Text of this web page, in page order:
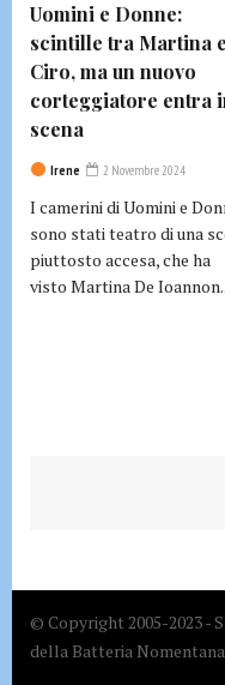
Uomini e Donne:
scintille tra Martina e
Ciro, ma un nuovo
corteggiatore entra
scena
Irene 2 Novembre 2024
I camerini di Uomini e
sono stati teatro di una
piuttosto accesa, che ha
visto Martina De
© Copyright 2005-2023 -
della Batteria